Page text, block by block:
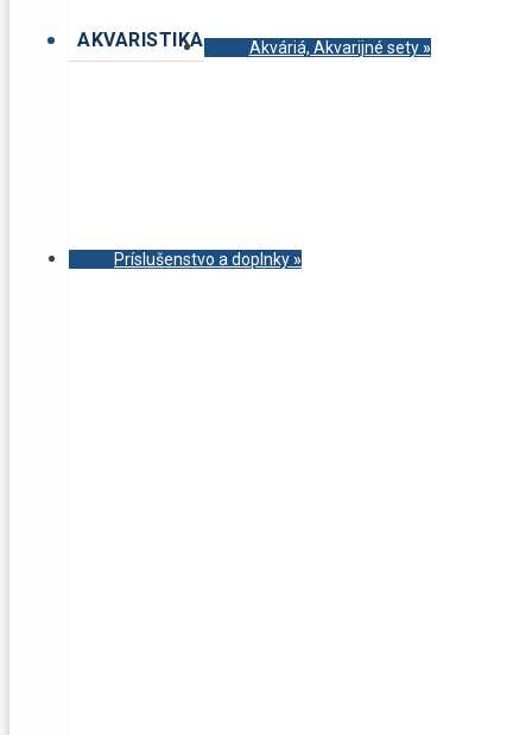
AKVARISTIKA Akváriá, Akvarijné sety»
Príslušenstvo a doplnky»